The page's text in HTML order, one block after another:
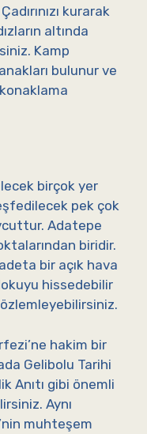
kurarak
altında
Kamp
bulunur ve
birçok yer
pek çok
Adatepe
biridir.
bir açık hava
hissedebilir
hakim bir
Gelibolu Tarihi
Anıtı gibi önemli
Aynı
muhteşem